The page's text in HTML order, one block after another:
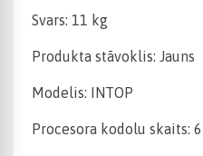
Svars: 11 kg
Produkta stāvoklis: Jauns
Modelis: INTOP
Procesora kodolu skaits: 6